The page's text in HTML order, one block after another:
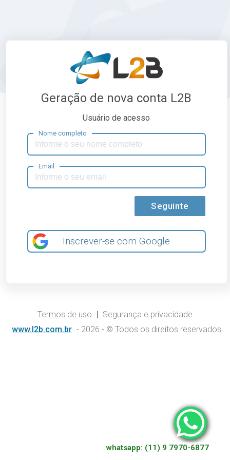
Geração de nova conta L2B
Usuário de acesso
Nome completo
Email
Seguinte
Inscrever-se com Google
Termos de uso | Segurança e privacidade
www.l2b.com.br - 2026 - © Todos os direitos reservados
whatsapp: (11) 9 7970-6877